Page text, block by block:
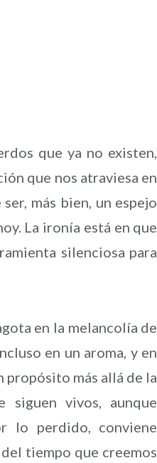
que ya no existen,
que nos atraviesa en
más bien, un espejo
La ironía está en que
silenciosa para
en la melancolía de
en un aroma, y en
propósito más allá de la
siguen vivos, aunque
lo perdido, conviene
tiempo que creemos